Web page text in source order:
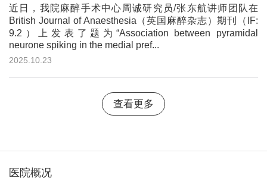
近日，我院麻醉手术中心周诚研究员/张东航讲师团队在
British Journal of Anaesthesia（英国麻醉杂志）期刊（IF:
9.2）上发表了题为“Association between pyramidal
neurone spiking in the medial pref...
2025.10.23
查看更多
医院概况